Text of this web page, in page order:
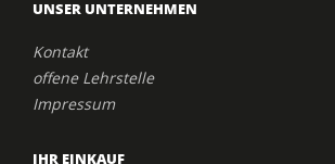
UNSER UNTERNEHMEN
Kontakt
offene Lehrstelle
Impressum
IHR EINKAUF